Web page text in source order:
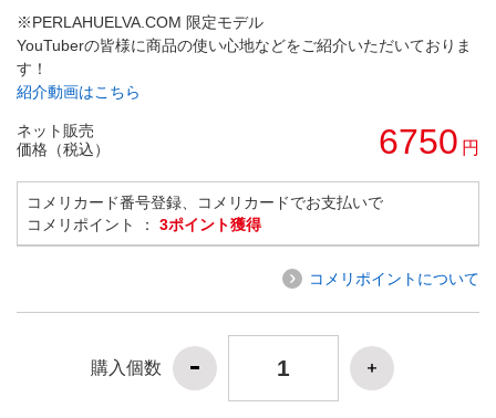
※PERLAHUELVA.COM 限定モデル
YouTuberの皆様に商品の使い心地などをご紹介いただいておりま
す！
紹介動画はこちら
ネット販売
価格（税込）
6750 円
コメリカード番号登録、コメリカードでお支払いで
コメリポイント ： 3ポイント獲得
コメリポイントについて
購入個数